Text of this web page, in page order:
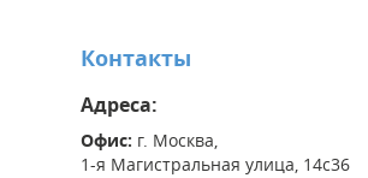
Контакты
Адреса:
Офис: г. Москва,
1-я Магистральная улица, 14с36